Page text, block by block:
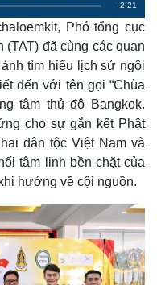
R
e
m
a
i
n
n
T
m
-2:21
Phó tổng cục
đã cùng các quan
tìm hiểu lịch sử ngôi
đến với tên gọi “Chùa
tâm thủ đô Bangkok.
cho sự gắn kết Phật
dân tộc Việt Nam và
tâm linh bền chặt của
hướng về cội nguồn.